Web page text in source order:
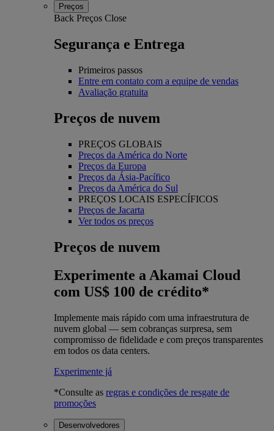
Preços
Back Preços Close
Segurança e Entrega
Primeiros passos
Entre em contato com a equipe de vendas
Avaliação gratuita
Preços de nuvem
PREÇOS GLOBAIS
Preços da América do Norte
Preços da Europa
Preços da Ásia-Pacífico
Preços da América do Sul
PREÇOS LOCAIS ESPECÍFICOS
Preços de Jacarta
Ver todos os preços
Preços de nuvem
Experimente a Akamai Cloud
com US$ 100 de crédito*
Implemente mais rápido com uma infraestrutura de
nuvem global — sem cobranças surpresa, sem
compromisso de fidelidade e com preços transparentes
em todos os data centers.
Experimente já
*Consulte as regras e condições de resgate de
promoções
Desenvolvedores